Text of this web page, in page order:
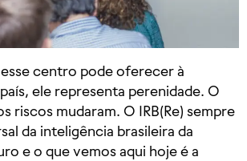
centro pode oferecer à
ele representa perenidade. O
riscos mudaram. O IRB(Re) sempre
da inteligência brasileira da
e o que vemos aqui hoje é a